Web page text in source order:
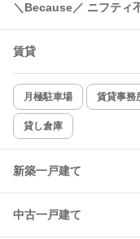
コンロ2口以上
新着のみ
該当件数:
＼Because／ ニフティ
賃貸
月極駐車場 賃貸事務
貸し倉庫
新築一戸建て
中古一戸建て